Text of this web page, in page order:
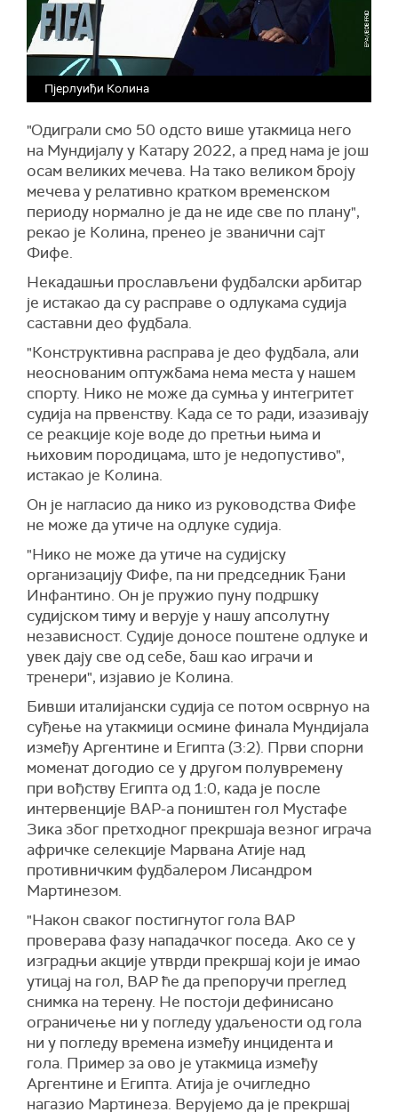
Пјерлуиђи Колина
"Одиграли смо 50 одсто више утакмица него
на Мундијалу у Катару 2022, а пред нама је још
осам великих мечева. На тако великом броју
мечева у релативно кратком временском
периоду нормално је да не иде све по плану",
рекао је Колина, пренео је званични сајт
Фифе.
Некадашњи прослављени фудбалски арбитар
је истакао да су расправе о одлукама судија
саставни део фудбала.
"Конструктивна расправа је део фудбала, али
неоснованим оптужбама нема места у нашем
спорту. Нико не може да сумња у интегритет
судија на првенству. Када се то ради, изазивају
се реакције које воде до претњи њима и
њиховим породицама, што је недопустиво",
истакао је Колина.
Он је нагласио да нико из руководства Фифе
не може да утиче на одлуке судија.
"Нико не може да утиче на судијску
организацију Фифе, па ни председник Ђани
Инфантино. Он је пружио пуну подршку
судијском тиму и верује у нашу апсолутну
независност. Судије доносе поштене одлуке и
увек дају све од себе, баш као играчи и
тренери", изјавио је Колина.
Бивши италијански судија се потом осврнуо на
суђење на утакмици осмине финала Мундијала
између Аргентине и Египта (3:2). Први спорни
моменат догодио се у другом полувремену
при вођству Египта од 1:0, када је после
интервенције ВАР-а поништен гол Мустафе
Зика због претходног прекршаја везног играча
афричке селекције Марвана Атије над
противничким фудбалером Лисандром
Мартинезом.
"Након сваког постигнутог гола ВАР
проверава фазу нападачког поседа. Ако се у
изградњи акције утврди прекршај који је имао
утицај на гол, ВАР ће да препоручи преглед
снимка на терену. Не постоји дефинисано
ограничење ни у погледу удаљености од гола
ни у погледу времена између инцидента и
гола. Пример за ово је утакмица између
Аргентине и Египта. Атија је очигледно
нагазио Мартинеза. Верујемо да је прекршај